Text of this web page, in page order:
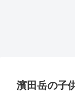
濱田岳の子